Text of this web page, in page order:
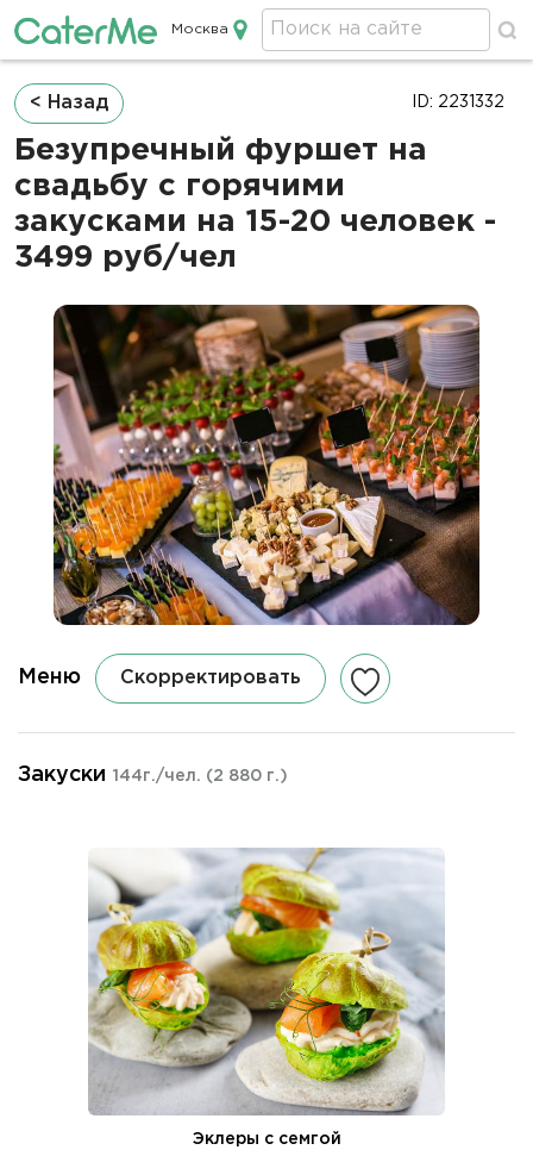
Кейтеринг в Москве
Москва
Строка
навигации
< Назад
Безупречный фуршет на
свадьбу с горячими
закусками на 15-20 человек -
3499 руб/чел
ID: 2231332
Меню Скорректировать
Закуски 144г./чел. (2 880 г.)
Эклеры с семгой